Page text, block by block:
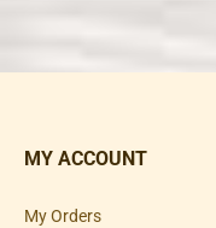
MY ACCOUNT
My Orders